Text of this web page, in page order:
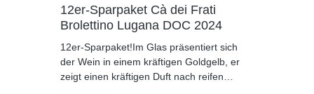
12er-Sparpaket Cà dei Frati
Brolettino Lugana DOC 2024
12er-Sparpaket!Im Glas präsentiert sich
der Wein in einem kräftigen Goldgelb, er
zeigt einen kräftigen Duft nach reifen